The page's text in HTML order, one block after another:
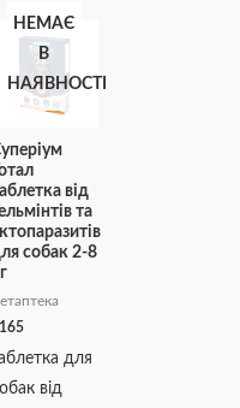
НЕМАЄ
В
НАЯВНОСТІ
від
та
собак 2-8
для
від